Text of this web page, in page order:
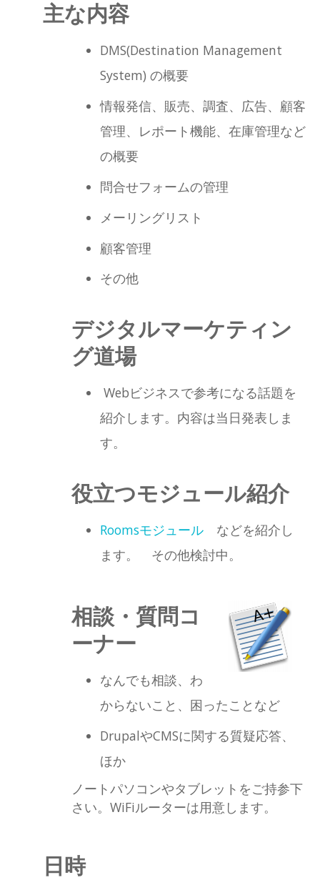
主な内容
DMS(Destination Management
System) の概要
情報発信、販売、調査、広告、顧客
管理、レポート機能、在庫管理など
の概要
問合せフォームの管理
メーリングリスト
顧客管理
その他
デジタルマーケティン
グ道場
Webビジネスで参考になる話題を
紹介します。内容は当日発表しま
す。
役立つモジュール紹介
Roomsモジュール などを紹介し
ます。 その他検討中。
相談・質問コ
ーナー
なんでも相談、わ
からないこと、困ったことなど
DrupalやCMSに関する質疑応答、
ほか
ノートパソコンやタブレットをご持参下
さい。WiFiルーターは用意します。
日時